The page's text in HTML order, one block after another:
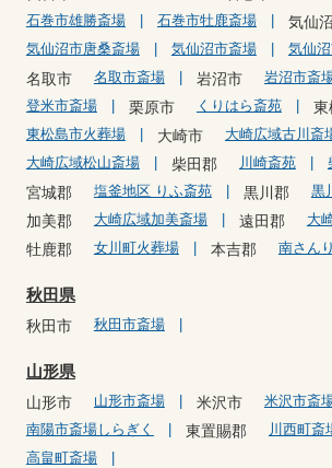
石巻市雄勝斎場
石巻市牡鹿斎場 気仙
気仙沼市唐桑斎場 気仙沼市斎場 気仙
名取市 名取市斎場 岩沼市 岩沼市斎
登米市斎場 栗原市 くりはら斎苑 東
東松島市火葬場 大崎市
大崎広域古川斎
大崎広域松山斎場
柴田郡 川崎斎苑
宮城郡 塩釜地区 りふ斎苑 黒川郡 黒
加美郡 大崎広域加美斎場 遠田郡 大
牡鹿郡 女川町火葬場 本吉郡 南さん
秋田県
秋田市 秋田市斎場
山形県
山形市 山形市斎場 米沢市 米沢市斎
南陽市斎場しらぎく 東置賜郡
川西町斎
高畠町斎場